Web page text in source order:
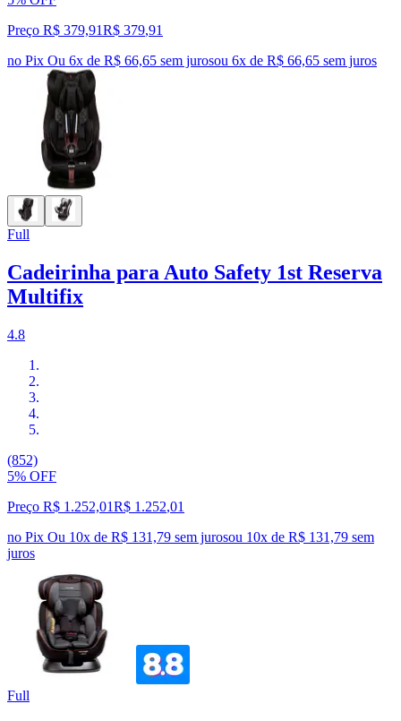
Preço R$ 379,91R$ 379,91
no Pix Ou 6x de R$ 66,65 sem jurosou 6x de R$ 66,65 sem juros
Full
Cadeirinha para Auto Safety 1st Reserva
Multifix
4.8
(852)
5% OFF
Preço R$ 1.252,01R$ 1.252,01
no Pix Ou 10x de R$ 131,79 sem jurosou 10x de R$ 131,79 sem
juros
Full